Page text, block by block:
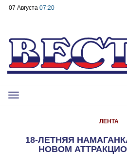
07 Августа 07:20
Toggle
ЛЕНТА
18-ЛЕТНЯЯ
НОВОМ